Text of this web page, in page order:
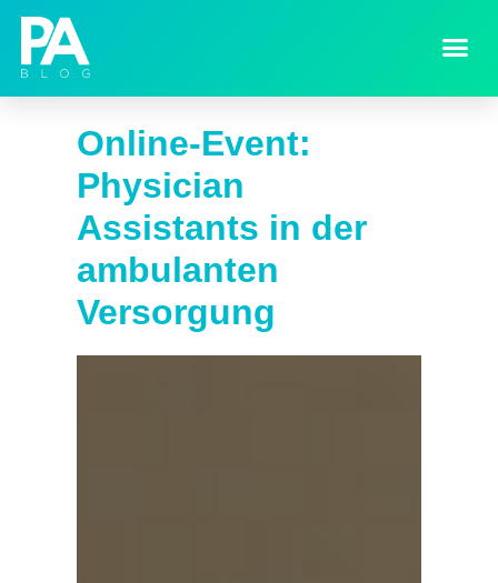
Online-Event:
Physician
Assistants in der
ambulanten
Versorgung